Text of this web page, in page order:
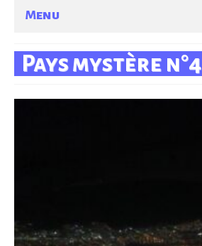
Menu
Pays mystère n°4